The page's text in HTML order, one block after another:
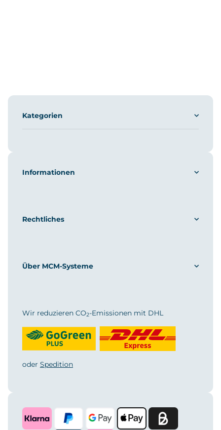
Kategorien
Informationen
Rechtliches
Über MCM-Systeme
Wir reduzieren CO2-Emissionen mit DHL
oder Spedition